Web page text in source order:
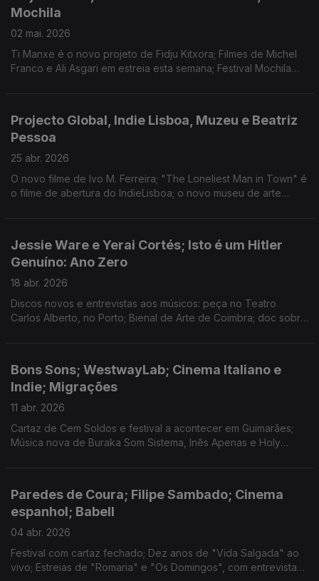
Mochila
02 mai. 2026
Ti Manxe é o novo projeto de Fidju Kitxora; Filmes de Michel
Franco e Ali Asgari em estreia esta semana; Festival Mochila
Projecto Global, Indie Lisboa, Muzeu e Beatriz
Pessoa
25 abr. 2026
O novo filme de Ivo M. Ferreira; "The Loneliest Man in Town" é
o filme de abertura do IndieLisboa; o novo museu de arte
Jessie Ware e Yerai Cortés; Isto é um Hitler
Genuíno: Ano Zero
18 abr. 2026
Discos novos e entrevistas aos músicos: peça no Teatro
Carlos Alberto, no Porto; Bienal de Arte de Coimbra; doc sobre
Bons Sons; WestwayLab; Cinema Italiano e
Indie; Migrações
11 abr. 2026
Cartaz de Cem Soldos e festival a acontecer em Guimarães;
Música nova de Buraka Som Sistema, Inês Apenas e Holy
Paredes de Coura; Filipe Sambado; Cinema
espanhol; Babell
04 abr. 2026
Festival com cartaz fechado; Dez anos de "Vida Salgada" ao
vivo; Estreias de "Romaria" e "Os Domingos", com entrevistas